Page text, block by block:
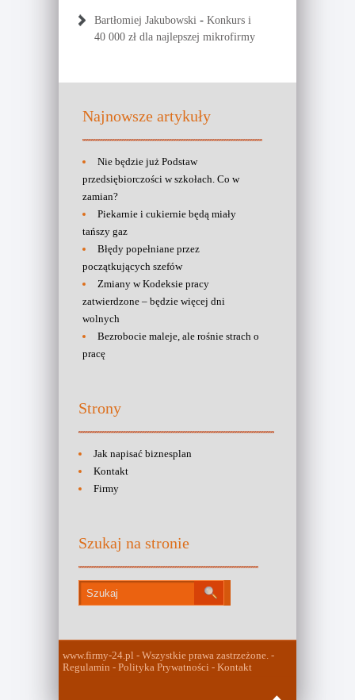
Bartłomiej Jakubowski - Konkurs i
40 000 zł dla najlepszej mikrofirmy
Najnowsze artykuły
Nie będzie już Podstaw
przedsiębiorczości w szkołach. Co w
zamian?
Piekarnie i cukiernie będą miały
tańszy gaz
Błędy popełniane przez
początkujących szefów
Zmiany w Kodeksie pracy
zatwierdzone – będzie więcej dni
wolnych
Bezrobocie maleje, ale rośnie strach o
pracę
Strony
Jak napisać biznesplan
Kontakt
Firmy
Szukaj na stronie
www.firmy-24.pl - Wszystkie prawa zastrzeżone. -
Regulamin - Polityka Prywatności - Kontakt